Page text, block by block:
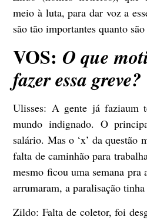
meio à luta, para dar voz a
são tão importantes quanto
VOS: O que
fazer essa greve?
Ulisses: A gente já faziaum
mundo indignado. O
salário. Mas o ‘x’ da questão
falta de caminhão para
mesmo ficou uma semana pra
arrumaram, a paralisação tinha
Zildo:Falta de coletor, foi